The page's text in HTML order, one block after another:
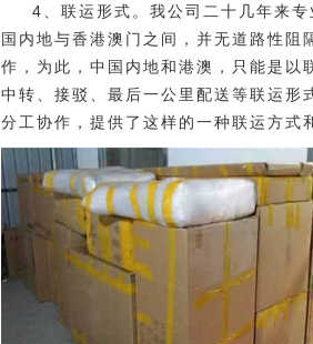
4、联运形式。我公司二十几年来
国内地与香港澳门之间，并无道路性
作，为此，中国内地和港澳，只能是以
中转、接驳、最后一公里配送等联运形
分工协作，提供了这样的一种联运方式